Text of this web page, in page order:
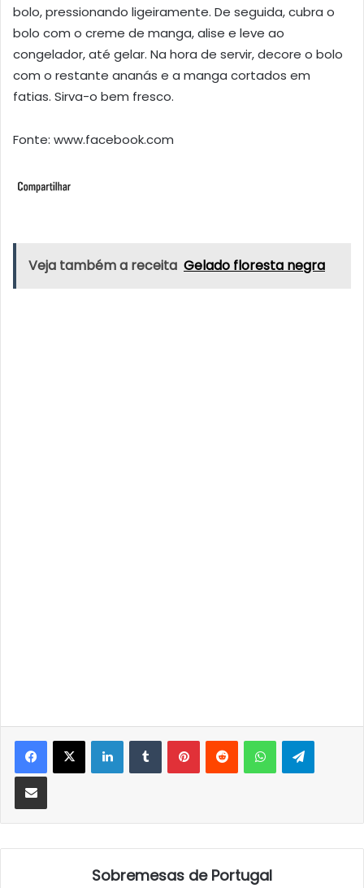
bolo, pressionando ligeiramente. De seguida, cubra o
bolo com o creme de manga, alise e leve ao
congelador, até gelar. Na hora de servir, decore o bolo
com o restante ananás e a manga cortados em
fatias. Sirva-o bem fresco.
Fonte: www.facebook.com
Veja também a receita Gelado floresta negra
LinkedInTumblrPinterestReddit WhatsApp
Partilhar Via Email
Sobremesas de Portugal